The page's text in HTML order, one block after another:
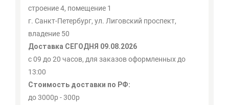
строение 4, помещение 1
г. Санкт-Петербург, ул. Лиговский проспект,
владение 50
Доставка СЕГОДНЯ 09.08.2026
с 09 до 20 часов, для заказов оформленных до
13:00
Стоимость доставки по РФ:
до 3000р - 300р